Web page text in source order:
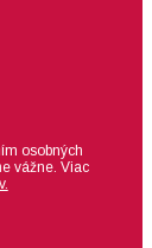
osobných
vážne. Viac